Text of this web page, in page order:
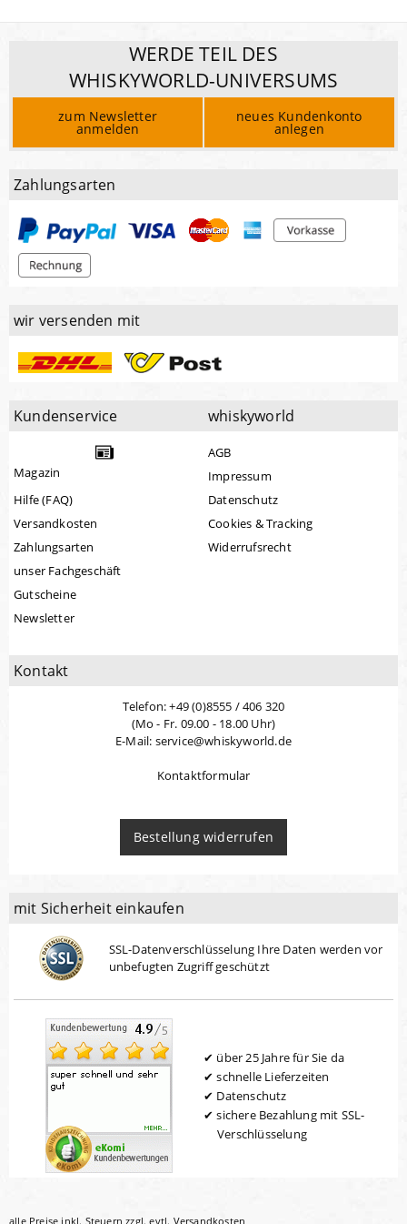
WERDE TEIL DES
WHISKYWORLD-UNIVERSUMS
zum Newsletter
anmelden
neues Kundenkonto
anlegen
Zahlungsarten
wir versenden mit
Kundenservice
Magazin
Hilfe (FAQ)
Versandkosten
Zahlungsarten
unser Fachgeschäft
Gutscheine
Newsletter
whiskyworld
AGB
Impressum
Datenschutz
Cookies & Tracking
Widerrufsrecht
Kontakt
Telefon: +49 (0)8555 / 406 320
(Mo - Fr. 09.00 - 18.00 Uhr)
E-Mail: service@whiskyworld.de
Kontaktformular
Bestellung widerrufen
mit Sicherheit einkaufen
SSL-Datenverschlüsselung Ihre Daten werden vor
unbefugten Zugriff geschützt
über 25 Jahre für Sie da
schnelle Lieferzeiten
Datenschutz
sichere Bezahlung mit SSL-
Verschlüsselung
alle Preise inkl. Steuern zzgl. evtl. Versandkosten